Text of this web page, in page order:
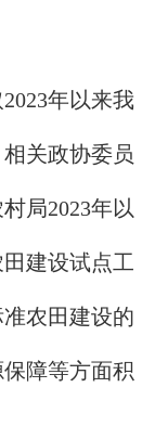
年以来我
关政协委员
局2023年以
建设试点工
农田建设的
障等方面积